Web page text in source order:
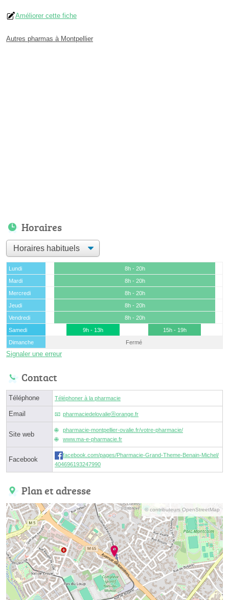
Améliorer cette fiche
Autres pharmas à Montpellier
Horaires
Lundi
8h - 20h
Mardi
8h - 20h
Mercredi
8h - 20h
Jeudi
8h - 20h
Vendredi
8h - 20h
Samedi
9h - 13h
15h - 19h
Dimanche
Fermé
Signaler une erreur
Contact
Téléphone Téléphoner à la pharmacie
Email pharmaciedelovalieⓐorange.fr
Site web
pharmacie-montpellier-ovalie.fr/votre-pharmacie/
www.ma-e-pharmacie.fr
Facebook
facebook.com/pages/Pharmacie-Grand-Theme-Benain-Michel/
404696193247990
Plan et adresse
© contributeurs OpenStreetMap